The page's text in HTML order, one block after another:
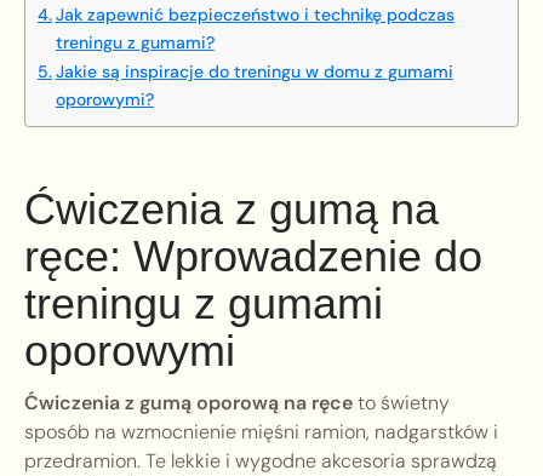
Jak zapewnić bezpieczeństwo i technikę podczas
treningu z gumami?
Jakie są inspiracje do treningu w domu z gumami
oporowymi?
Ćwiczenia z gumą na
ręce: Wprowadzenie do
treningu z gumami
oporowymi
Ćwiczenia z gumą oporową na ręceto świetny
sposób na wzmocnienie mięśni ramion, nadgarstków i
przedramion. Te lekkie i wygodne akcesoria sprawdzą